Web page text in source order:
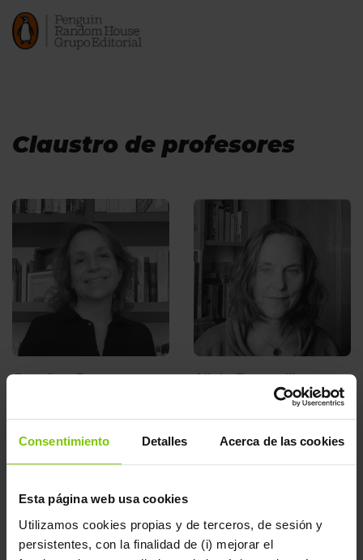
Consentimiento Detalles Acerca de las cookies
Esta página web usa cookies
Utilizamos cookies propias y de terceros, de sesión y
persistentes, con la finalidad de (i) mejorar el
Claustro de profesores
Carolina Reoyo
Editorial, responsable de
contenidos del programa
Alicia Escamilla
Editora y asesora editorial
+ información